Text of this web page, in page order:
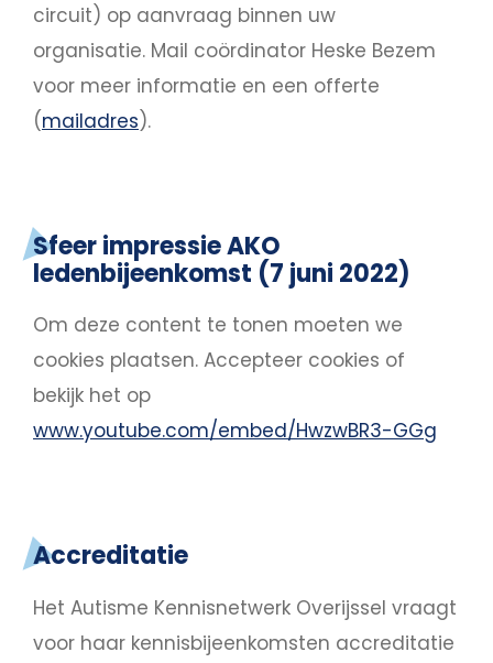
circuit) op aanvraag binnen uw
organisatie. Mail coördinator Heske Bezem
voor meer informatie en een offerte
(mailadres).
Sfeer impressie AKO
ledenbijeenkomst (7 juni 2022)
Om deze content te tonen moeten we
cookies plaatsen. Accepteer cookies of
bekijk het op
www.youtube.com/embed/HwzwBR3-GGg
Accreditatie
Het Autisme Kennisnetwerk Overijssel vraagt
voor haar kennisbijeenkomsten accreditatie